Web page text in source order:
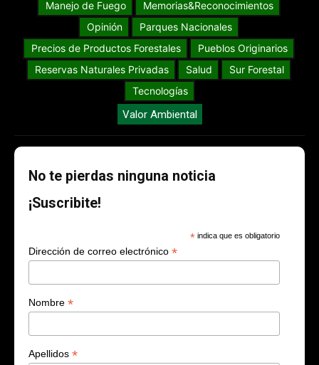
Manejo de Fuego
Memorias&Reconocimientos
Opinión
Parques Nacionales
Precios de Productos Forestales
Pueblos Originarios
Reservas Naturales Privadas
Salud
Sur Forestal
Tecnologías
Valor Ambiental
No te pierdas ninguna noticia
¡Suscribite!
* indica que es obligatorio
Dirección de correo electrónico *
Nombre *
Apellidos *